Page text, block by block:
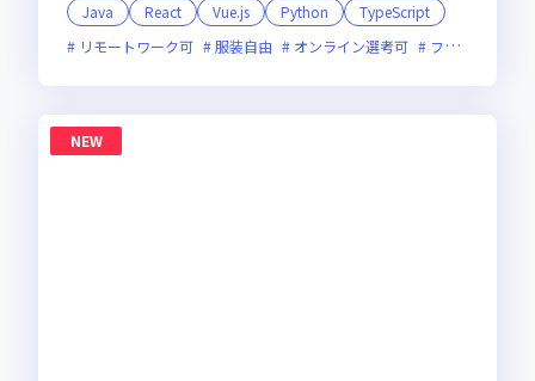
Java
React Vue.js Python
TypeScript
リモートワーク可
服装自由 オンライン選考可 フレックス制度あり
NEW